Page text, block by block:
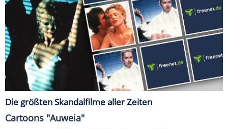
Die größten Skandalfilme aller Zeiten
Cartoons "Auweia"